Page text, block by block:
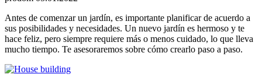
Antes de comenzar un jardín, es importante planificar de acuerdo a
sus posibilidades y necesidades. Un nuevo jardín es hermoso y te
hace feliz, pero siempre requiere más o menos cuidado, lo que lleva
mucho tiempo. Te asesoraremos sobre cómo crearlo paso a paso.